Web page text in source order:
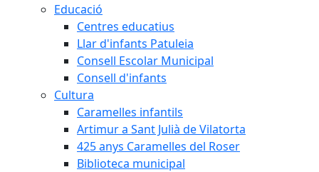
Educació
Centres educatius
Llar d'infants Patuleia
Consell Escolar Municipal
Consell d'infants
Cultura
Caramelles infantils
Artimur a Sant Julià de Vilatorta
425 anys Caramelles del Roser
Biblioteca municipal